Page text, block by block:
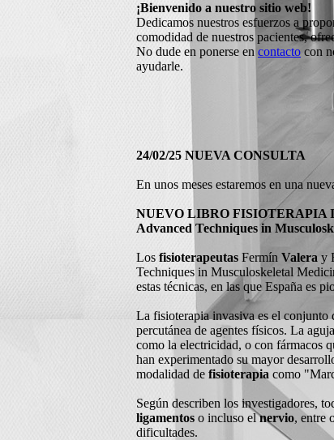
¡Bienvenido a nuestro sitio web!
Dedicamos nuestros esfuerzos a
comodidad de nuestros pacientes,
No dude en ponerse en contacto con
ayudarle.
24/02/25 NUEVA CONSULTA
En unos meses estaremos en una
NUEVO LIBRO FISIOTERAPIA
Advanced Techniques in
Los fisioterapeutas Fermín Valera y
Techniques in Musculoskeletal
estas técnicas, en las que España es
La fisioterapia invasiva es el conjunto
percutánea de agentes físicos. La
como la electricidad, o con fármacos
han experimentado su mayor
modalidad de fisioterapia como
Según describen los investigadores,
ligamentos o incluso elnervio, entre
dificultades.